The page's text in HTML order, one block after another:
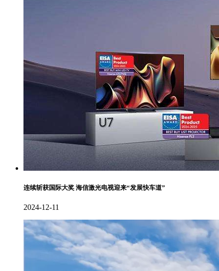
连续斩获国际大奖 海信激光电视迎来“发展快车道”
2024-12-11